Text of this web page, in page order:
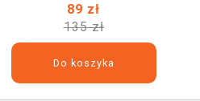
89 zł
135 zł
Do koszyka